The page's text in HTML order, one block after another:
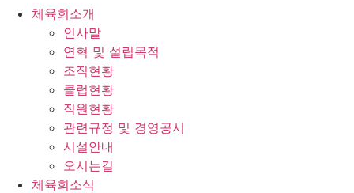
체육회소개
인사말
연혁 및 설립목적
조직현황
클럽현황
직원현황
관련규정 및 경영공시
시설안내
오시는길
체육회소식